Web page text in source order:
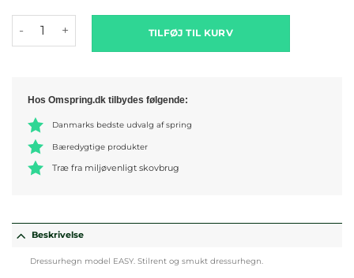
Dressurhegn model EASY antal
TILFØJ TIL KURV
Hos Omspring.dk tilbydes følgende:
Danmarks bedste udvalg af spring
Bæredygtige produkter
Træ fra miljøvenligt skovbrug
Beskrivelse
Dressurhegn model EASY. Stilrent og smukt dressurhegn.